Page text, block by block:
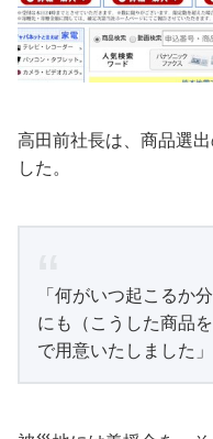
高田前社長は、商品選
した。
「何がいつ起こるか
にも（こうした商品
で用意いたしました」